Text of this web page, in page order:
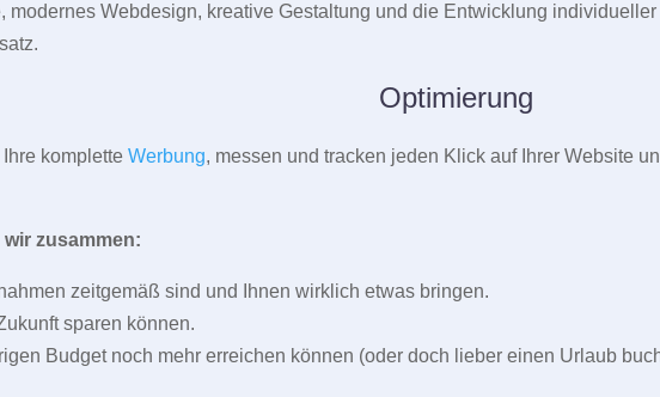
modernes Webdesign, kreative Gestaltung und die Entwicklung individueller
Optimierung
Ihre kompletteWerbung, messen und tracken jeden Klick auf Ihrer Website
zusammen:
zeitgemäß sind und Ihnen wirklich etwas bringen.
sparen können.
Budget noch mehr erreichen können (oder doch lieber einen Urlaub